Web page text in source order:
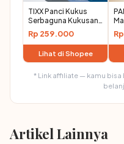
TIXX Panci Kukus
Serbaguna Kukusan
Listrik 24L Electric
Steamer 3 Lapis
Mengukus Ikan
Rp 259.000
Lihat di Shopee
* Link affiliate — kamu
Artikel Lainnya